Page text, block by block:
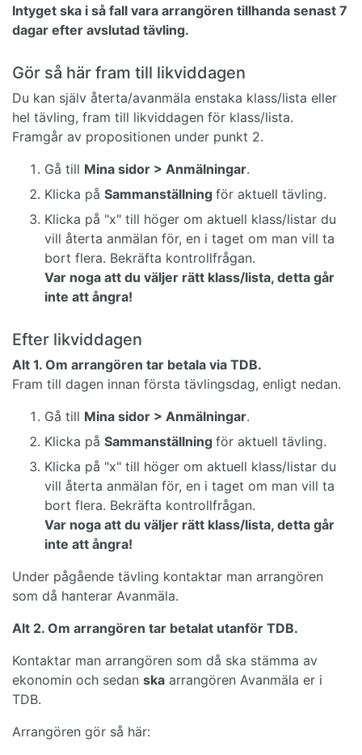
Intyget ska i så fall vara arrangören tillhanda senast 7
dagar efter avslutad tävling.
Gör så här fram till likviddagen
Du kan själv återta/avanmäla enstaka klass/lista eller
hel tävling, fram till likviddagen för klass/lista.
Framgår av propositionen under punkt 2.
Gå till Mina sidor > Anmälningar.
Klicka på Sammanställning för aktuell tävling.
Klicka på "x" till höger om aktuell klass/listar du
vill återta anmälan för, en i taget om man vill ta
bort flera. Bekräfta kontrollfrågan.
Var noga att du väljer rätt klass/lista, detta går
inte att ångra!
Efter likviddagen
Alt 1. Om arrangören tar betala via TDB.
Fram till dagen innan första tävlingsdag, enligt nedan.
Gå till Mina sidor > Anmälningar.
Klicka på Sammanställning för aktuell tävling.
Klicka på "x" till höger om aktuell klass/listar du
vill återta anmälan för, en i taget om man vill ta
bort flera. Bekräfta kontrollfrågan.
Var noga att du väljer rätt klass/lista, detta går
inte att ångra!
Under pågående tävling kontaktar man arrangören
som då hanterar Avanmäla.
Alt 2. Om arrangören tar betalat utanför TDB.
Kontaktar man arrangören som då ska stämma av
ekonomin och sedan ska arrangören Avanmäla er i
TDB.
Arrangören gör så här: